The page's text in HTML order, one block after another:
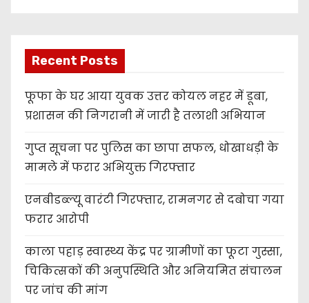
Recent Posts
फूफा के घर आया युवक उत्तर कोयल नहर में डूबा,
प्रशासन की निगरानी में जारी है तलाशी अभियान
गुप्त सूचना पर पुलिस का छापा सफल, धोखाधड़ी के
मामले में फरार अभियुक्त गिरफ्तार
एनबीडब्ल्यू वारंटी गिरफ्तार, रामनगर से दबोचा गया
फरार आरोपी
काला पहाड़ स्वास्थ्य केंद्र पर ग्रामीणों का फूटा गुस्सा,
चिकित्सकों की अनुपस्थिति और अनियमित संचालन
पर जांच की मांग